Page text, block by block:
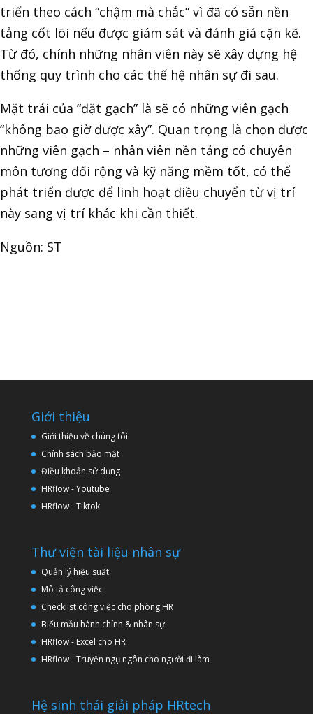
triển theo cách “chậm mà chắc” vì đã có sẵn nền
tảng cốt lõi nếu được giám sát và đánh giá cặn kẽ.
Từ đó, chính những nhân viên này sẽ xây dựng hệ
thống quy trình cho các thế hệ nhân sự đi sau.
Mặt trái của “đặt gạch” là sẽ có những viên gạch
“không bao giờ được xây”. Quan trọng là chọn được
những viên gạch – nhân viên nền tảng có chuyên
môn tương đối rộng và kỹ năng mềm tốt, có thể
phát triển được để linh hoạt điều chuyển từ vị trí
này sang vị trí khác khi cần thiết.
Nguồn: ST
Giới thiệu
Giới thiệu về chúng tôi
Chính sách bảo mật
Điều khoản sử dụng
HRflow - Youtube
HRflow - Tiktok
Thư viện tài liệu nhân sự
Quản lý hiệu suất
Mô tả công việc
Checklist công việc cho phòng HR
Biểu mẫu hành chính & nhân sự
HRflow - Excel cho HR
HRflow - Truyện ngụ ngôn cho người đi làm
Hệ sinh thái giải pháp HRtech